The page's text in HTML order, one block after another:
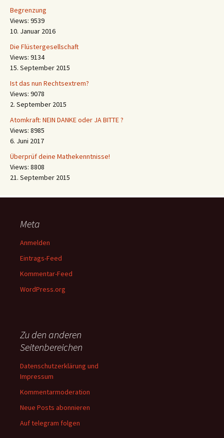
Begrenzung
Views: 9539
10. Januar 2016
Die Flüstergesellschaft
Views: 9134
15. September 2015
Ist das nun Rechtsextrem?
Views: 9078
2. September 2015
Atomkraft: NEIN DANKE oder JA BITTE ?
Views: 8985
6. Juni 2017
Überprüf deine Mathekenntnisse!
Views: 8808
21. September 2015
Meta
Anmelden
Eintrags-Feed
Kommentar-Feed
WordPress.org
Zu den anderen
Seitenbereichen
Datenschutzerklärung und
Impressum
Kommentarmoderation
Neue Posts abonnieren
Auf telegram folgen